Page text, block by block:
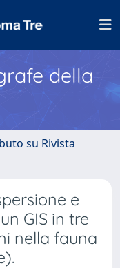
della
su Rivista
e
GIS in tre
nella fauna